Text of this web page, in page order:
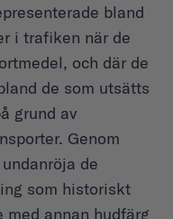
bland
i trafiken när de
och där de
de som utsätts
grund av
Genom
de
som historiskt
annan hudfärg